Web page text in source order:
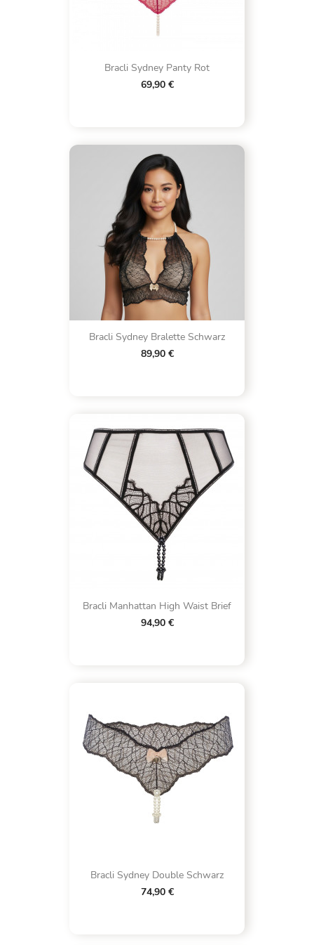
Bracli Sydney Panty Rot
69,90 €
Bracli Sydney Bralette Schwarz
89,90 €
Bracli Manhattan High Waist Brief
94,90 €
Bracli Sydney Double Schwarz
74,90 €